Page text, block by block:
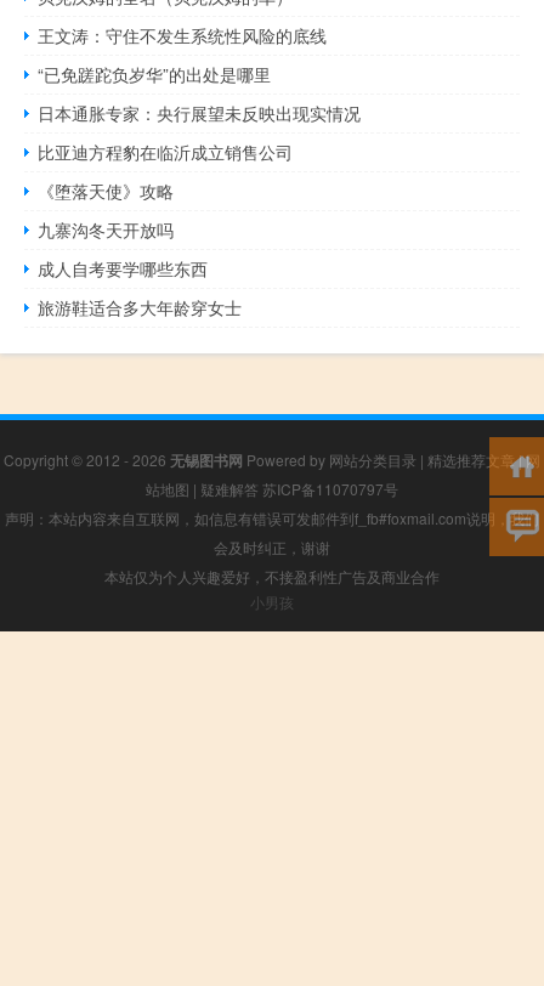
王文涛：守住不发生系统性风险的底线
“已免蹉跎负岁华”的出处是哪里
日本通胀专家：央行展望未反映出现实情况
比亚迪方程豹在临沂成立销售公司
《堕落天使》攻略
九寨沟冬天开放吗
成人自考要学哪些东西
旅游鞋适合多大年龄穿女士
Copyright © 2012 - 2026 无锡图书网 Powered by 网站分类目录 | 精选推荐文章|网
站地图 | 疑难解答 苏ICP备11070797号
声明：本站内容来自互联网，如信息有错误可发邮件到f_fb#foxmail.com说明，我们
会及时纠正，谢谢
本站仅为个人兴趣爱好，不接盈利性广告及商业合作
小男孩